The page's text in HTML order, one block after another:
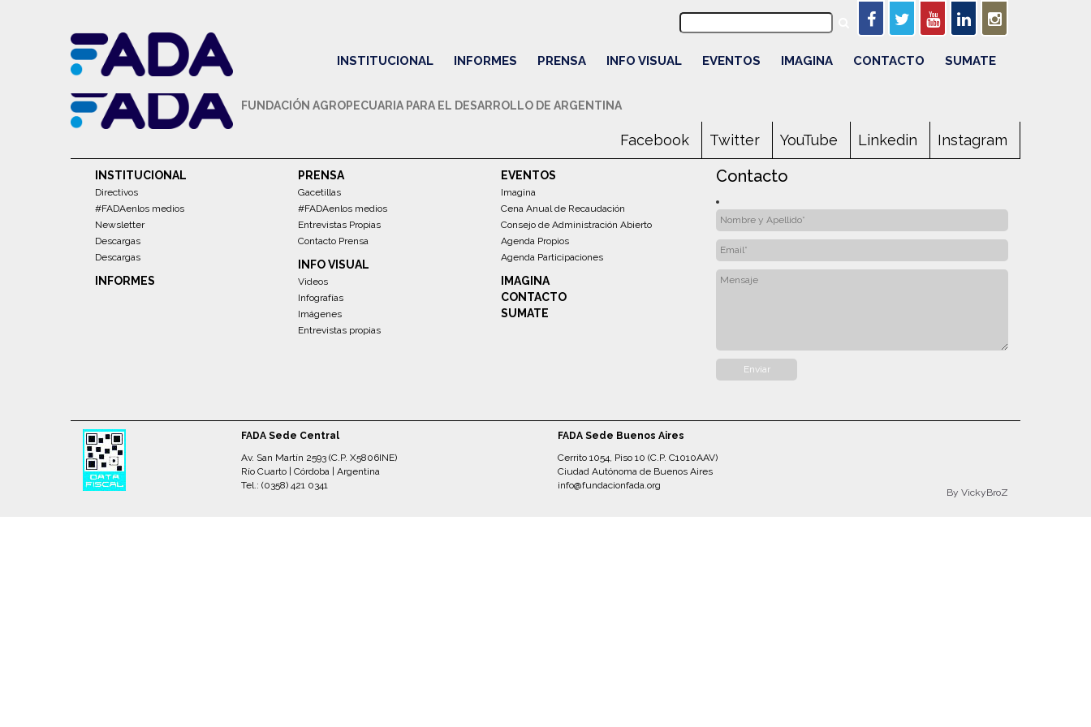
Buscar:
INSTITUCIONAL INFORMES PRENSA INFO VISUAL EVENTOS IMAGINA CONTACTO SUMATE
Renta Agrícola Energías Renovables Biomasa Cadenas Agroalimentarias Agroindustria
Desarrollo Regional Precios Bioenergía Sustentabilidad Economías Regionales Social Mercado Agregado de Valor Precios
FUNDACIÓN AGROPECUARIA PARA EL DESARROLLO DE ARGENTINA
Facebook Twitter YouTube Linkedin Instagram
INSTITUCIONAL
Directivos
#FADAenlos medios
Newsletter
Descargas
Descargas
INFORMES
PRENSA
Gacetillas
#FADAenlos medios
Entrevistas Propias
Contacto Prensa
INFO VISUAL
Videos
Infografías
Imágenes
Entrevistas propias
EVENTOS
Imagina
Cena Anual de Recaudación
Consejo de Administración Abierto
Agenda Propios
Agenda Participaciones
IMAGINA
CONTACTO
SUMATE
Contacto
FADA Sede Central
Av. San Martín 2593 (C.P. X5806INE)
Río Cuarto | Córdoba | Argentina
Tel.: (0358) 421 0341
FADA Sede Buenos Aires
Cerrito 1054, Piso 10 (C.P. C1010AAV)
Ciudad Autónoma de Buenos Aires
info@fundacionfada.org
By VickyBroZ